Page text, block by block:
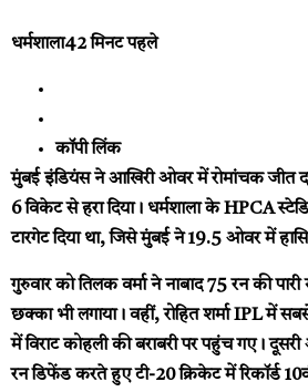
धर्मशाला42 मिनट पहले
कॉपी लिंक
मुंबई इंडियंस ने आखिरी ओवर में रोमांचक जीत
6 विकेट से हरा दिया। धर्मशाला के HPCA
टारगेट दिया था, जिसे मुंबई ने 19.5 ओवर में
गुरुवार को तिलक वर्मा ने नाबाद 75 रन की
छक्का भी लगाया। वहीं, रोहित शर्मा IPL में
में विराट कोहली की बराबरी पर पहुंच गए।
रन डिफेंड करते हुए टी-20 क्रिकेट में रिकॉर्ड